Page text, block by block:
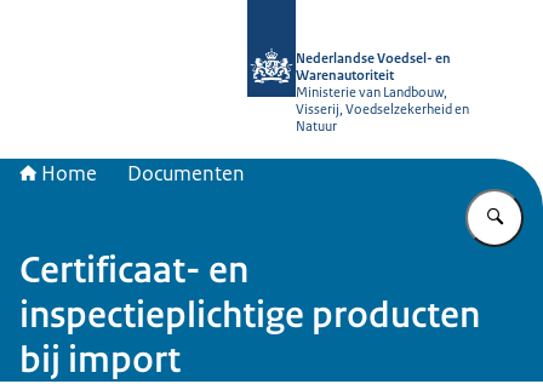
Nederlandse Voedsel- en
Warenautoriteit
Ministerie van Landbouw,
Visserij, Voedselzekerheid en
Natuur
Home Documenten
Certificaat- en
inspectieplichtige producten
bij import